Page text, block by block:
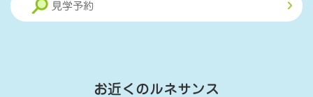
見学予約
お近くのルネサンス